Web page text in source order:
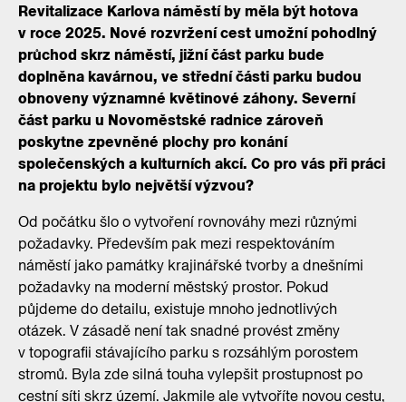
Revitalizace Karlova náměstí by měla být hotova
v roce 2025. Nové rozvržení cest umožní pohodlný
průchod skrz náměstí, jižní část parku bude
doplněna kavárnou, ve střední části parku budou
obnoveny významné květinové záhony. Severní
část parku u Novoměstské radnice zároveň
poskytne zpevněné plochy pro konání
společenských a kulturních akcí. Co pro vás při práci
na projektu bylo největší výzvou?
Od počátku šlo o vytvoření rovnováhy mezi různými
požadavky. Především pak mezi respektováním
náměstí jako památky krajinářské tvorby a dnešními
požadavky na moderní městský prostor. Pokud
půjdeme do detailu, existuje mnoho jednotlivých
otázek. V zásadě není tak snadné provést změny
v topografii stávajícího parku s rozsáhlým porostem
stromů. Byla zde silná touha vylepšit prostupnost po
cestní síti skrz území. Jakmile ale vytvoříte novou cestu,